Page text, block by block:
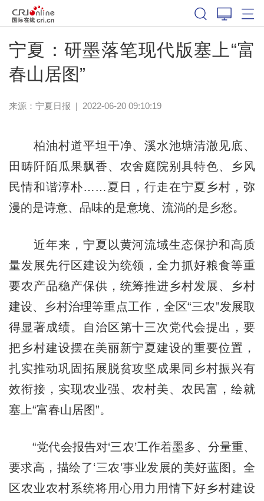
宁夏：研墨落笔现代版塞上“富
春山居图”
来源： 宁夏日报 | 2022-06-20 09:10:19
柏油村道平坦干净、溪水池塘清澈见底、
田畴阡陌瓜果飘香、农舍庭院别具特色、乡风
民情和谐淳朴……夏日，行走在宁夏乡村，弥
漫的是诗意、品味的是意境、流淌的是乡愁。
近年来，宁夏以黄河流域生态保护和高质
量发展先行区建设为统领，全力抓好粮食等重
要农产品稳产保供，统筹推进乡村发展、乡村
建设、乡村治理等重点工作，全区“三农”发展取
得显著成绩。自治区第十三次党代会提出，要
把乡村建设摆在美丽新宁夏建设的重要位置，
扎实推动巩固拓展脱贫攻坚成果同乡村振兴有
效衔接，实现农业强、农村美、农民富，绘就
塞上“富春山居图”。
“党代会报告对‘三农’工作着墨多、分量重、
要求高，描绘了‘三农’事业发展的美好蓝图。全
区农业农村系统将用心用力用情下好乡村建设